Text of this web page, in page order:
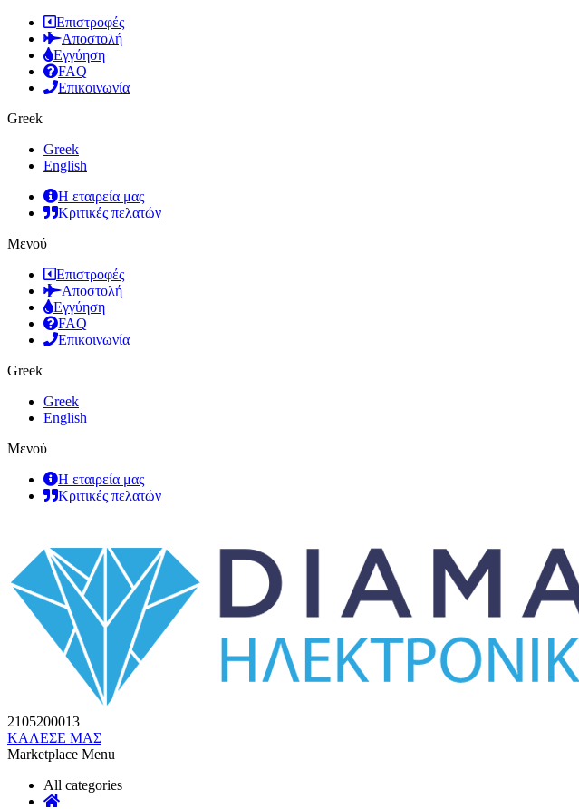
Επιστροφές
Αποστολή
Εγγύηση
FAQ
Επικοινωνία
Greek
Greek
English
Η εταιρεία μας
Κριτικές πελατών
Μενού
Επιστροφές
Αποστολή
Εγγύηση
FAQ
Επικοινωνία
Greek
Greek
English
Μενού
Η εταιρεία μας
Κριτικές πελατών
2105200013
ΚΑΛΕΣΕ ΜΑΣ
Marketplace Menu
All categories